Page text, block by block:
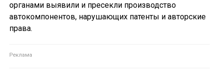
органами выявили и пресекли производство
автокомпонентов, нарушающих патенты и авторские
права.